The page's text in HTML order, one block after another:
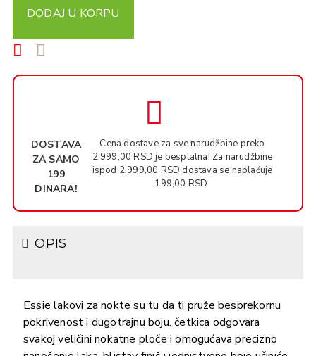
DODAJ U KORPU
DOSTAVA
ZA SAMO
199
DINARA!
Cena dostave za sve narudžbine preko
2.999,00 RSD je besplatna! Za narudžbine
ispod 2.999,00 RSD dostava se naplaćuje
199,00 RSD.
OPIS
Essie lakovi za nokte su tu da ti pruže besprekornu
pokrivenost i dugotrajnu boju. četkica odgovara
svakoj veličini nokatne ploče i omogućava precizno